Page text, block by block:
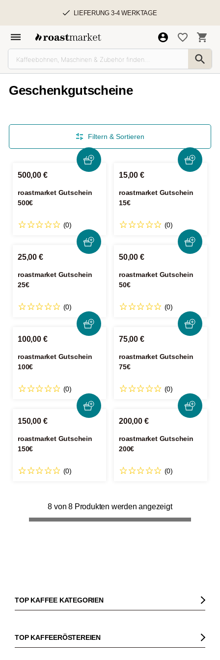
LIEFERUNG 3-4 WERKTAGE
Geschenkgutscheine
Filtern & Sortieren
500,00 €
roastmarket Gutschein
500€
(0)
15,00 €
roastmarket Gutschein
15€
(0)
25,00 €
roastmarket Gutschein
25€
(0)
50,00 €
roastmarket Gutschein
50€
(0)
100,00 €
roastmarket Gutschein
100€
(0)
75,00 €
roastmarket Gutschein
75€
(0)
150,00 €
roastmarket Gutschein
150€
(0)
200,00 €
roastmarket Gutschein
200€
(0)
8 von 8 Produkten werden angezeigt
TOP KAFFEE KATEGORIEN
Kaffeebohnen
Bio Kaffee
TOP KAFFEERÖSTEREIEN